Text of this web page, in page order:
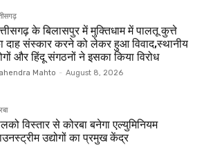
के बिलासपुर में मुक्तिधाम में पालतू कुत्ते
दाह संस्कार करने को लेकर हुआ विवाद,स्थानीय
और हिंदू संगठनों ने इसका किया विरोध
Mahto - August 8, 2026
विस्तार से कोरबा बनेगा एल्युमिनियम
उद्योगों का प्रमुख केंद्र